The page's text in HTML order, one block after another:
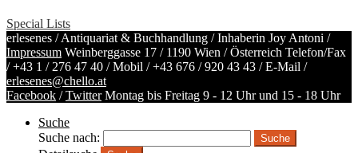
Special Lists
erlesenes / Antiquariat & Buchhandlung / Inhaberin Joy Antoni /
Impressum Weinberggasse 17 / 1190 Wien / Österreich Telefon/Fax
/+43 1 / 276 47 40 / Mobil /+43 676 / 920 43 43 / E-Mail /
erlesenes@chello.at
Facebook /Twitter Montag bis Freitag 9 - 12 Uhr und 15 - 18 Uhr
Suche
Suche nach: